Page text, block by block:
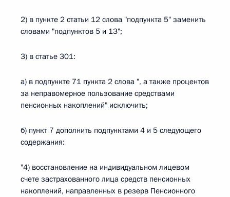
2) в пункте 2 статьи 12 слова "подпункта 5" заменить
словами "подпунктов 5 и 13";
3) в статье 301:
а) в подпункте 71 пункта 2 слова ", а также процентов
за неправомерное пользование средствами
пенсионных накоплений" исключить;
б) пункт 7 дополнить подпунктами 4 и 5 следующего
содержания:
"4) восстановление на индивидуальном лицевом
счете застрахованного лица средств пенсионных
накоплений, направленных в резерв Пенсионного